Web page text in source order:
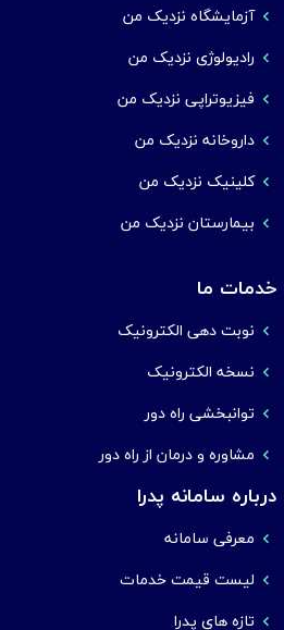
آزمایشگاه نزدیک من
رادیولوژی نزدیک من
فیزیوتراپی نزدیک من
داروخانه نزدیک من
کلینیک نزدیک من
بیمارستان نزدیک من
خدمات ما
نوبت دهی الکترونیک
نسخه الکترونیک
توانبخشی راه دور
مشاوره و درمان از راه دور
درباره سامانه پدرا
معرفی سامانه
لیست قیمت خدمات
تازه های پدرا